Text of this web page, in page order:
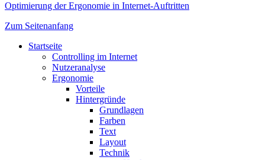
Optimierung der Ergonomie in Internet-Auftritten
Zum Seitenanfang
Startseite
Controlling im Internet
Nutzeranalyse
Ergonomie
Vorteile
Hintergründe
Grundlagen
Farben
Text
Layout
Technik